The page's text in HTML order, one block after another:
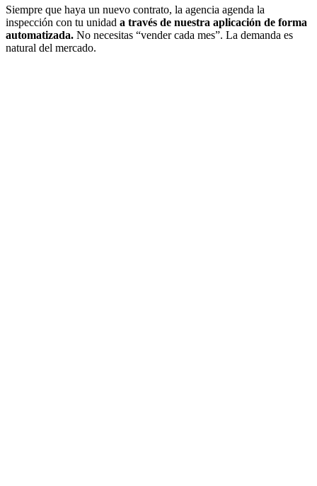
Siempre que haya un nuevo contrato, la agencia agenda la
inspección con tu unidad a través de nuestra aplicación de forma
automatizada. No necesitas “vender cada mes”. La demanda es
natural del mercado.